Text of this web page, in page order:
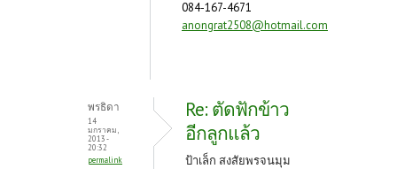
084-167-4671
anongrat2508@hotmail.com
พรธิดา
14
มกราคม,
2013 -
20:32
permalink
Re: ตัดฟักข้าว
อีกลูกแล้ว
ป้าเล็ก สงสัยพรจนมุม